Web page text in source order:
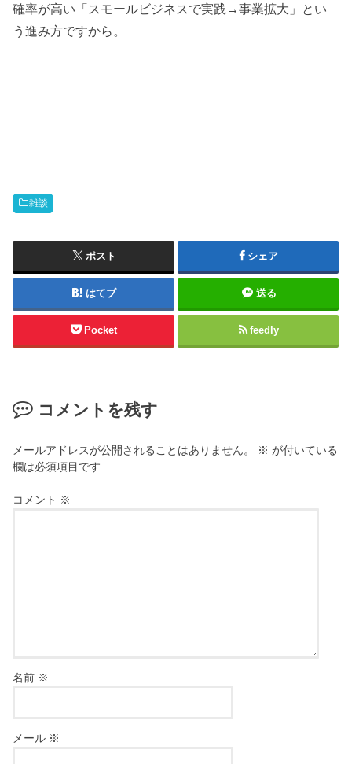
確率が高い「スモールビジネスで実践→事業拡大」とい
う進み方ですから。
雑談
ポスト シェア
はてブ 送る
Pocket feedly
コメントを残す
メールアドレスが公開されることはありません。 ※ が付いている
欄は必須項目です
コメント ※
名前 ※
メール ※